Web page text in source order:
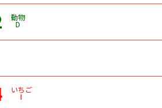
動物
D
いちご
I